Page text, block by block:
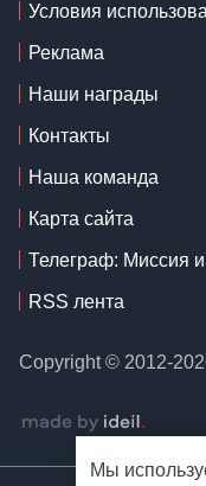
Мы
Условия
Реклама
Наши награды
Контакты
Наша команда
Карта сайта
Телеграф: Миссия
RSS лента
Copyright © 2012-